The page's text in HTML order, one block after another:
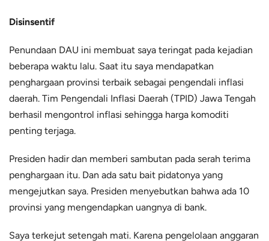
Disinsentif
Penundaan DAU ini membuat saya teringat pada kejadian
beberapa waktu lalu. Saat itu saya mendapatkan
penghargaan provinsi terbaik sebagai pengendali inflasi
daerah. Tim Pengendali Inflasi Daerah (TPID) Jawa Tengah
berhasil mengontrol inflasi sehingga harga komoditi
penting terjaga.
Presiden hadir dan memberi sambutan pada serah terima
penghargaan itu. Dan ada satu bait pidatonya yang
mengejutkan saya. Presiden menyebutkan bahwa ada 10
provinsi yang mengendapkan uangnya di bank.
Saya terkejut setengah mati. Karena pengelolaan anggaran